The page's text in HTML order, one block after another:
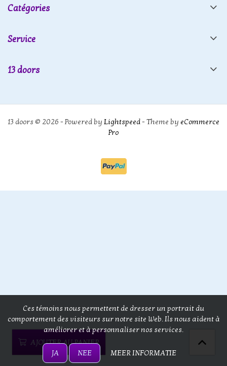
AJOUTER AU PANIER
Catégories
Service
13 doors
13 doors © 2026 - Powered by Lightspeed- Theme by eCommerce
Pro
Ces témoins nous permettent de dresser un portrait du
comportement des visiteurs sur notre site Web. Ils nous aident à
améliorer et à personnaliser nos services.
JA NEE MEER INFORMATIE